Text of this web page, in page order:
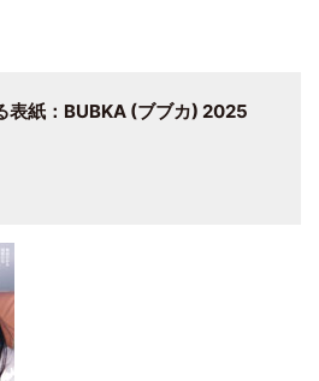
表紙：BUBKA (ブブカ) 2025